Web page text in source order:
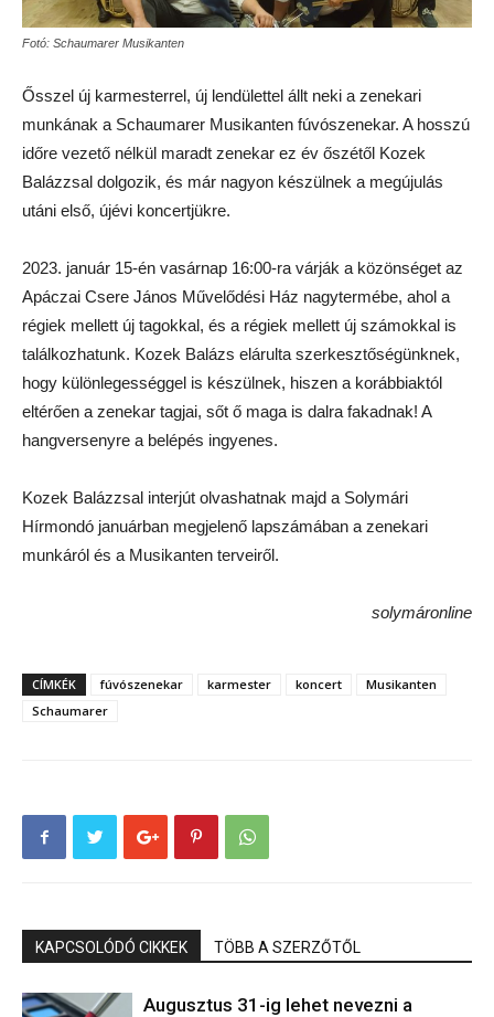
Fotó: Schaumarer Musikanten
Ősszel új karmesterrel, új lendülettel állt neki a zenekari
munkának a Schaumarer Musikanten fúvószenekar. A hosszú
időre vezető nélkül maradt zenekar ez év őszétől Kozek
Balázzsal dolgozik, és már nagyon készülnek a megújulás
utáni első, újévi koncertjükre.
2023. január 15-én vasárnap 16:00-ra várják a közönséget az
Apáczai Csere János Művelődési Ház nagytermébe, ahol a
régiek mellett új tagokkal, és a régiek mellett új számokkal is
találkozhatunk. Kozek Balázs elárulta szerkesztőségünknek,
hogy különlegességgel is készülnek, hiszen a korábbiaktól
eltérően a zenekar tagjai, sőt ő maga is dalra fakadnak! A
hangversenyre a belépés ingyenes.
Kozek Balázzsal interjút olvashatnak majd a Solymári
Hírmondó januárban megjelenő lapszámában a zenekari
munkáról és a Musikanten terveiről.
solymáronline
CÍMKÉK fúvószenekar karmester koncert
Musikanten
Schaumarer
KAPCSOLÓDÓ CIKKEK TÖBB A SZERZŐTŐL
Augusztus 31-ig lehet nevezni a